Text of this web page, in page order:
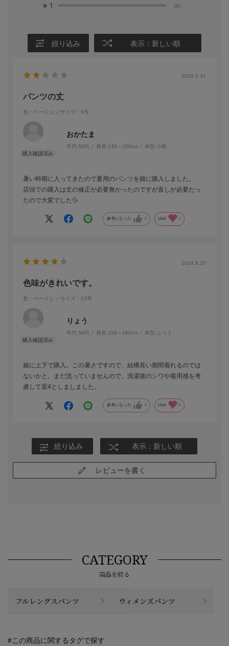
★ 1 (0)
絞り込み 表示：新しい順
2026.5.31
パンツの丈
色：ベージュ ／サイズ：9号
おかたま
年代:50代 身長:146～150cm 体型:小柄
暑い時期に入ってきたので夏用のパンツを娘に購入しました。
店頭での購入は丈の修正が必要無かったのですが直しが必要だっ
たので大変でした💦
参考になった 0 Like! 1
2024.8.25
色味がきれいです。
色：ベージュ ／サイズ：13号
りょう
年代:50代 身長:156～160cm 体型: ふつう
娘に上下で購入。この暑さですので、結構長い期間着れるのでは
ないかと。まだ洗っていませんので、洗濯後のシワや着用感を考
慮して星4としましました。
参考になった 0 Like! 0
絞り込み 表示：新しい順
レビューを書く
CATEGORY
商品を絞る
フルレングスパンツ ウィメンズパンツ
#この商品に関するタグで探す